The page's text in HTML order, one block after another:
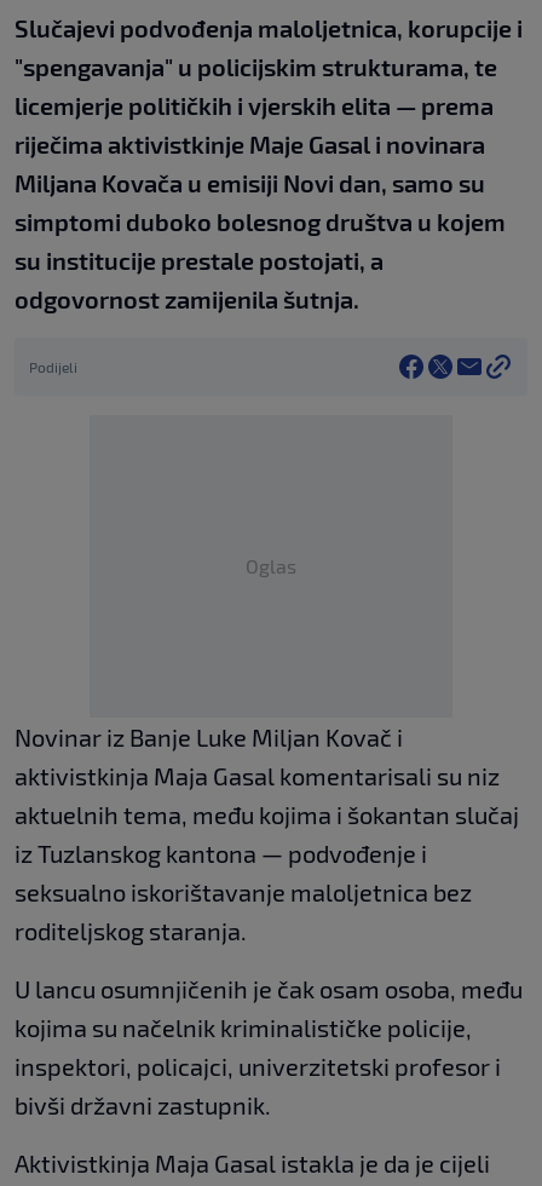
Slučajevi podvođenja maloljetnica, korupcije i
"spengavanja" u policijskim strukturama, te
licemjerje političkih i vjerskih elita — prema
riječima aktivistkinje Maje Gasal i novinara
Miljana Kovača u emisiji Novi dan, samo su
simptomi duboko bolesnog društva u kojem
su institucije prestale postojati, a
odgovornost zamijenila šutnja.
Podijeli
Oglas
Novinar iz Banje Luke Miljan Kovač i
aktivistkinja Maja Gasal komentarisali su niz
aktuelnih tema, među kojima i šokantan slučaj
iz Tuzlanskog kantona — podvođenje i
seksualno iskorištavanje maloljetnica bez
roditeljskog staranja.
U lancu osumnjičenih je čak osam osoba, među
kojima su načelnik kriminalističke policije,
inspektori, policajci, univerzitetski profesor i
bivši državni zastupnik.
Aktivistkinja Maja Gasal istakla je da je cijeli